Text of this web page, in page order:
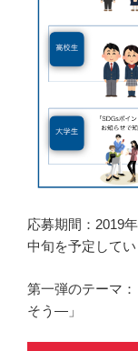
応募期間：2019
中旬を予定してい
第一弾のテーマ
そう—」